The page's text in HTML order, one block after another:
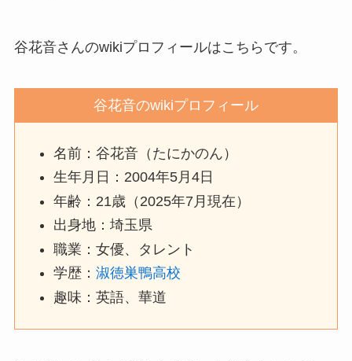
谷花音さんのwikiプロフィールはこちらです。
谷花音のwikiプロフィール
名前：谷花音（たにかのん）
生年月日：2004年5月4日
年齢：21歳（2025年7月現在）
出身地：埼玉県
職業：女優、タレント
学歴：淑徳巣鴨高校
趣味：英語、華道